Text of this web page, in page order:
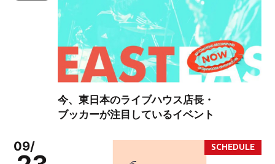
今、東日本のライブハウス店長・
ブッカーが注目しているイベント
09/